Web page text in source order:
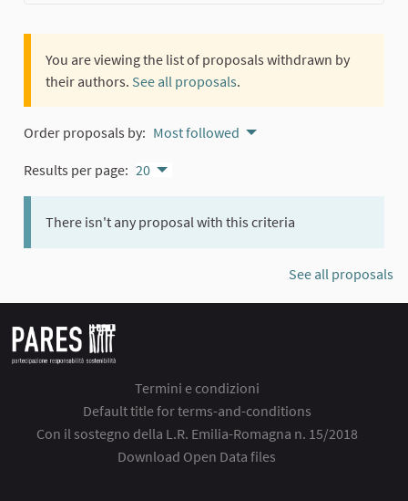
You are viewing the list of proposals withdrawn by
their authors. See all proposals.
Order proposals by: Most followed
Results per page: 20
There isn't any proposal with this criteria
See all proposals
Termini e condizioni
Default title for terms-and-conditions
Con il sostegno della L.R. Emilia-Romagna n. 15/2018
Download Open Data files